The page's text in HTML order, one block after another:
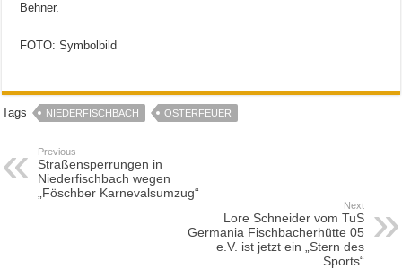
Behner.
FOTO: Symbolbild
Tags NIEDERFISCHBACH OSTERFEUER
Previous
Straßensperrungen in
Niederfischbach wegen
„Föschber Karnevalsumzug“
Next
Lore Schneider vom TuS
Germania Fischbacherhütte 05
e.V. ist jetzt ein „Stern des
Sports“